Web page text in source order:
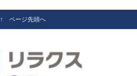
↑ ページ先頭へ